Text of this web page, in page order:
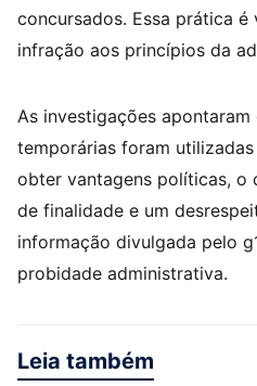
concursados. Essa prática
infração aos princípios da
As investigações
temporárias foram
obter vantagens políticas, o
de finalidade e um
informação divulgada pelo
probidade administrativa.
Leia também